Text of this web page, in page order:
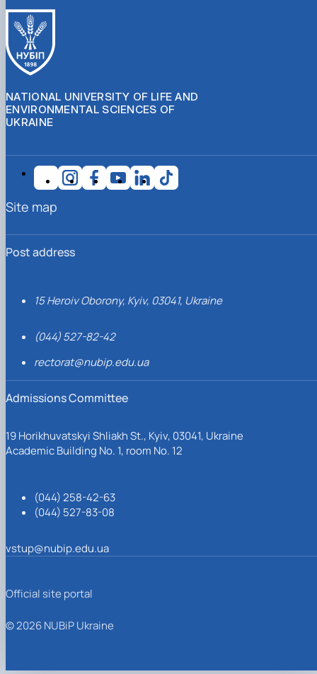
NATIONAL UNIVERSITY OF LIFE AND
ENVIRONMENTAL SCIENCES OF
UKRAINE
Post address
15 Heroiv Oborony, Kyiv, 03041, Ukraine
(044) 527-82-42
rectorat@nubip.edu.ua
Admissions Committee
19 Horikhuvatskyi Shliakh St., Kyiv, 03041, Ukraine
Academic Building No. 1, room No. 12
(044) 258-42-63
(044) 527-83-08
vstup@nubip.edu.ua
Site map
Official site portal
© 2026 NUBiP Ukraine